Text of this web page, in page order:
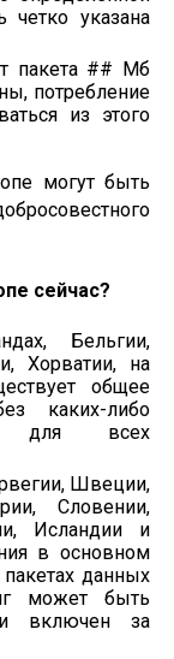
четко указана
пакета ## Mб
потребление
из этого
могут быть
сейчас?
Бельгии,
Хорватии, на
общее
каких-либо
для всех
Швеции,
Словении,
Исландии и
в основном
данных
может быть
включен за